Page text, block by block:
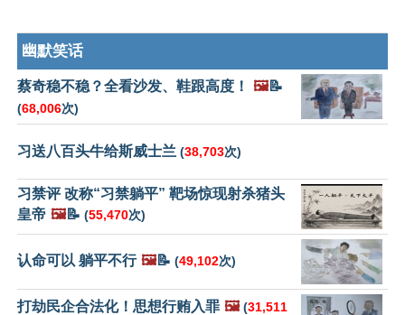
幽默笑话
蔡奇稳不稳？全看沙发、鞋跟高度！ 🖼️📝
(68,006次)
习送八百头牛给斯威士兰 (38,703次)
习禁评 改称“习禁躺平” 靶场惊现射杀猪头
皇帝 🖼️📝 (55,470次)
认命可以 躺平不行 🖼️📝 (49,102次)
打劫民企合法化！思想行贿入罪 🖼️ (31,511